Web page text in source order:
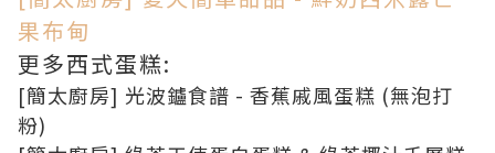
果布甸
更多西式蛋糕:
[簡太廚房] 光波鑪食譜 - 香蕉戚風蛋糕 (無泡打
粉)